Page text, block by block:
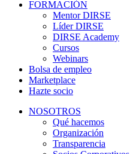
FORMACIÓN
Mentor DIRSE
Líder DIRSE
DIRSE Academy
Cursos
Webinars
Bolsa de empleo
Marketplace
Hazte socio
NOSOTROS
Qué hacemos
Organización
Transparencia